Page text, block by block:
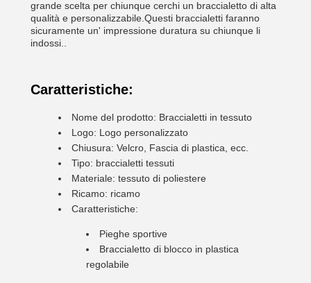
grande scelta per chiunque cerchi un braccialetto di alta
qualità e personalizzabile.Questi braccialetti faranno
sicuramente un' impressione duratura su chiunque li
indossi..
Caratteristiche:
Nome del prodotto: Braccialetti in tessuto
Logo: Logo personalizzato
Chiusura: Velcro, Fascia di plastica, ecc.
Tipo: braccialetti tessuti
Materiale: tessuto di poliestere
Ricamo: ricamo
Caratteristiche:
Pieghe sportive
Braccialetto di blocco in plastica
regolabile